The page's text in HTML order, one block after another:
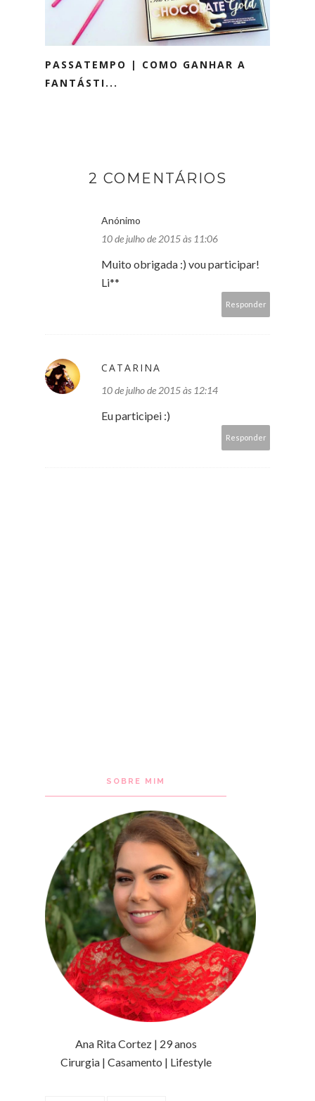
PASSATEMPO | COMO GANHAR A
FANTÁSTI...
2 COMENTÁRIOS
Anónimo
10 de julho de 2015 às 11:06
Muito obrigada :) vou participar!
Li**
Responder
CATARINA
10 de julho de 2015 às 12:14
Eu participei :)
Responder
SOBRE MIM
Ana Rita Cortez | 29 anos
Cirurgia | Casamento | Lifestyle